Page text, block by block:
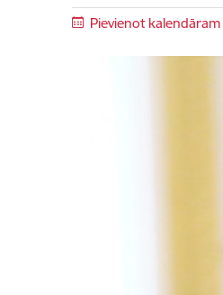
Pievienot kalendāram